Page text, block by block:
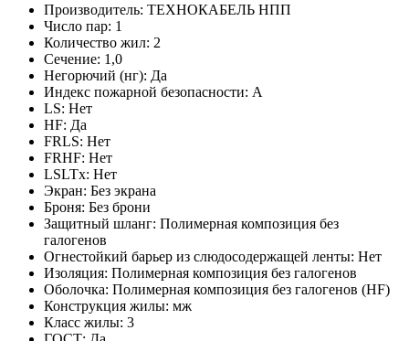
Производитель: ТЕХНОКАБЕЛЬ НПП
Число пар: 1
Количество жил: 2
Сечение: 1,0
Негорючий (нг): Да
Индекс пожарной безопасности: A
LS: Нет
HF: Да
FRLS: Нет
FRHF: Нет
LSLTx: Нет
Экран: Без экрана
Броня: Без брони
Защитный шланг: Полимерная композиция без
галогенов
Огнестойкий барьер из слюдосодержащей ленты: Нет
Изоляция: Полимерная композиция без галогенов
Оболочка: Полимерная композиция без галогенов (HF)
Конструкция жилы: мж
Класс жилы: 3